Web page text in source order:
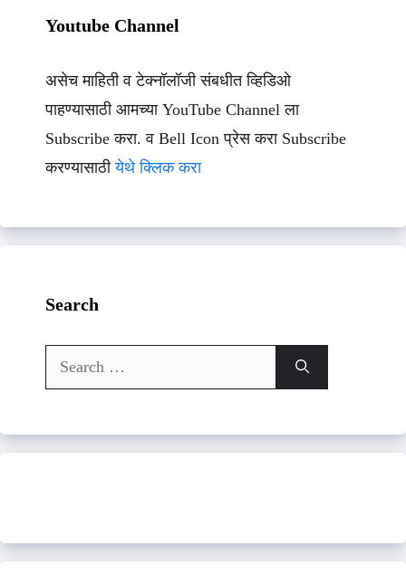
Youtube Channel
असेच माहिती व टेक्नॉलॉजी संबधीत व्हिडिओ
पाहण्यासाठी आमच्या YouTube Channel ला
Subscribe करा. व Bell Icon प्रेस करा Subscribe
करण्यासाठीयेथे क्लिक करा
Search
Search
for: